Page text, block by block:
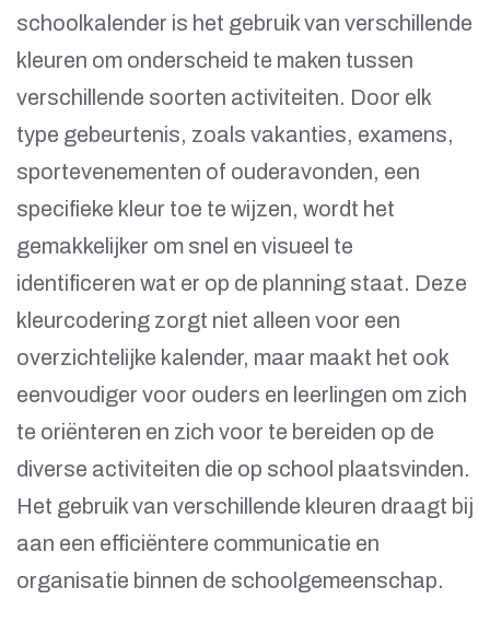
schoolkalender is het gebruik van verschillende
kleuren om onderscheid te maken tussen
verschillende soorten activiteiten. Door elk
type gebeurtenis, zoals vakanties, examens,
sportevenementen of ouderavonden, een
specifieke kleur toe te wijzen, wordt het
gemakkelijker om snel en visueel te
identificeren wat er op de planning staat. Deze
kleurcodering zorgt niet alleen voor een
overzichtelijke kalender, maar maakt het ook
eenvoudiger voor ouders en leerlingen om zich
te oriënteren en zich voor te bereiden op de
diverse activiteiten die op school plaatsvinden.
Het gebruik van verschillende kleuren draagt bij
aan een efficiëntere communicatie en
organisatie binnen de schoolgemeenschap.